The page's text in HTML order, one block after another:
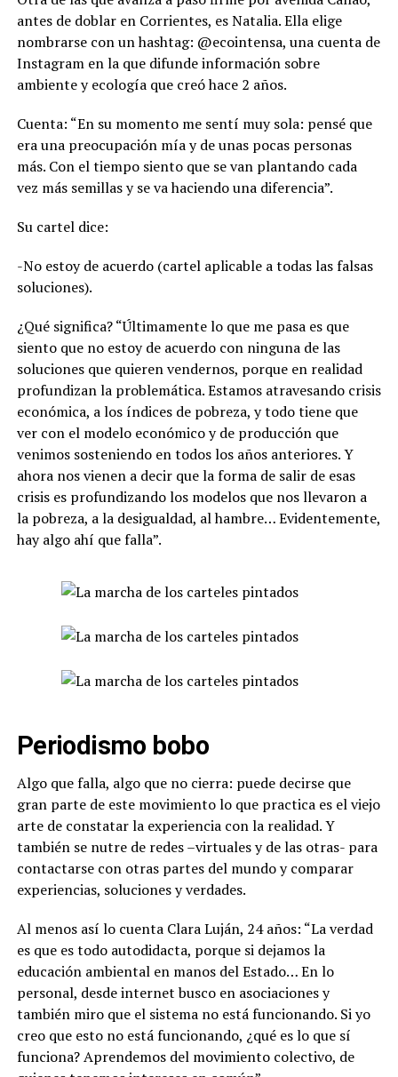
antes de doblar en Corrientes, es Natalia. Ella elige
nombrarse con un hashtag: @ecointensa, una cuenta de
Instagram en la que difunde información sobre
ambiente y ecología que creó hace 2 años.
Cuenta: “En su momento me sentí muy sola: pensé que
era una preocupación mía y de unas pocas personas
más. Con el tiempo siento que se van plantando cada
vez más semillas y se va haciendo una diferencia”.
Su cartel dice:
-No estoy de acuerdo (cartel aplicable a todas las falsas
soluciones).
¿Qué significa? “Últimamente lo que me pasa es que
siento que no estoy de acuerdo con ninguna de las
soluciones que quieren vendernos, porque en realidad
profundizan la problemática. Estamos atravesando crisis
económica, a los índices de pobreza, y todo tiene que
ver con el modelo económico y de producción que
venimos sosteniendo en todos los años anteriores. Y
ahora nos vienen a decir que la forma de salir de esas
crisis es profundizando los modelos que nos llevaron a
la pobreza, a la desigualdad, al hambre… Evidentemente,
hay algo ahí que falla”.
Periodismo bobo
Algo que falla, algo que no cierra: puede decirse que
gran parte de este movimiento lo que practica es el viejo
arte de constatar la experiencia con la realidad. Y
también se nutre de redes –virtuales y de las otras- para
contactarse con otras partes del mundo y comparar
experiencias, soluciones y verdades.
Al menos así lo cuenta Clara Luján, 24 años: “La verdad
es que es todo autodidacta, porque si dejamos la
educación ambiental en manos del Estado… En lo
personal, desde internet busco en asociaciones y
también miro que el sistema no está funcionando. Si yo
creo que esto no está funcionando, ¿qué es lo que sí
funciona? Aprendemos del movimiento colectivo, de